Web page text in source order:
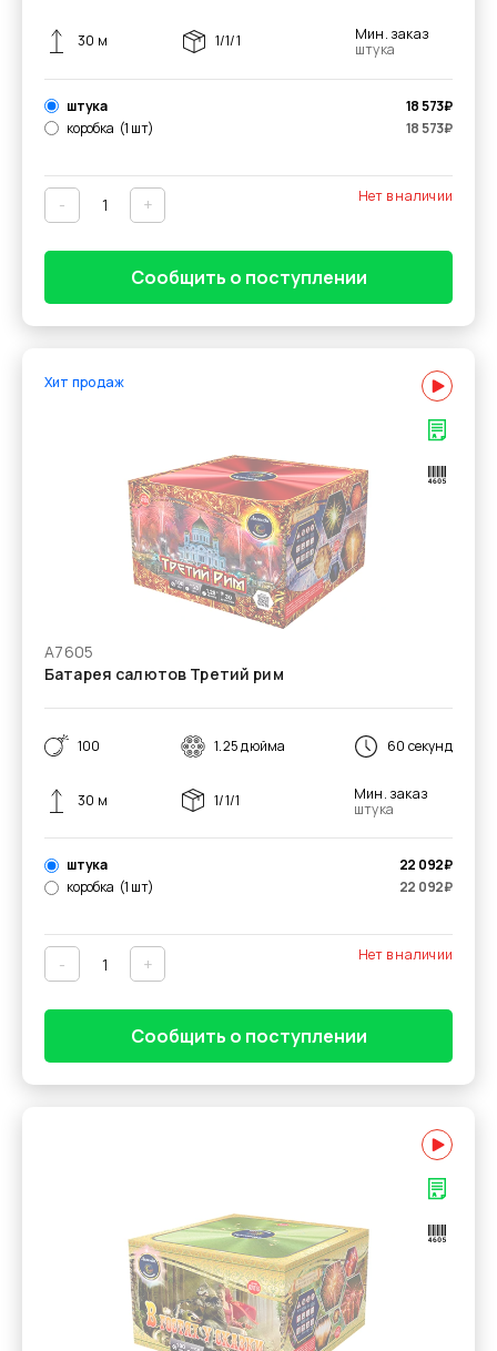
30 м 1/1/1
Мин. заказ
штука
штука 18 573₽
коробка (1 шт) 18 573₽
- + Нет в наличии
Сообщить о поступлении
Хит продаж
А7605
Батарея салютов Третий рим
100 1.25 дюйма 60 секунд
30 м 1/1/1
Мин. заказ
штука
штука 22 092₽
коробка (1 шт) 22 092₽
- + Нет в наличии
Сообщить о поступлении